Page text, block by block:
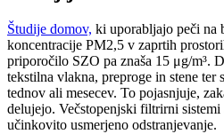
Študije domov, ki uporabljajo peči na
koncentracije PM2,5 v zaprtih
priporočilo SZO pa znaša 15 μg/m³.
tekstilna vlakna, preproge in stene ter
tednov ali mesecev. To pojasnjuje,
delujejo. Večstopenjski filtrirni sistemi
učinkovito usmerjeno odstranjevanje.